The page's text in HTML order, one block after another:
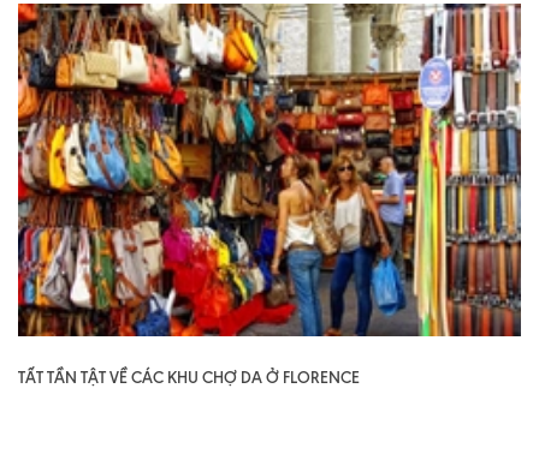
TẤT TẦN TẬT VỀ CÁC KHU CHỢ DA Ở FLORENCE